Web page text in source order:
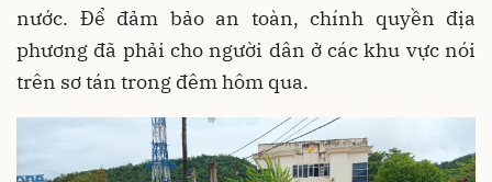
nước. Để đảm bảo an toàn, chính quyền địa
phương đã phải cho người dân ở các khu vực nói
trên sơ tán trong đêm hôm qua.